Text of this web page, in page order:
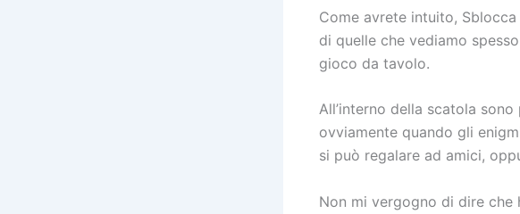
Come avrete intuito,
di quelle che vediamo
gioco da tavolo.
All’interno della scatola
ovviamente quando gli
si può regalare ad amici,
Non mi vergogno di dire